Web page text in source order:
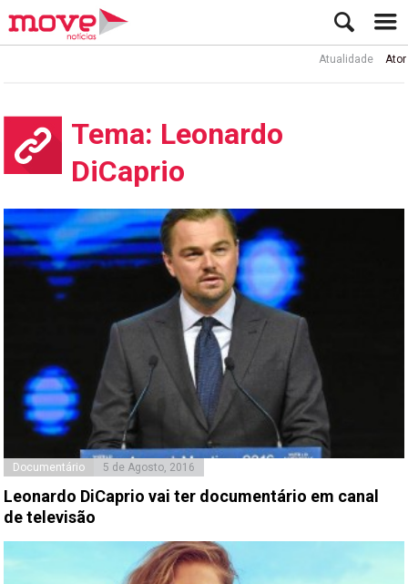
Ator Rui de Sá
Tema: Leonardo
DiCaprio
Documentário 5 de Agosto, 2016
Leonardo DiCaprio vai ter documentário em canal
de televisão